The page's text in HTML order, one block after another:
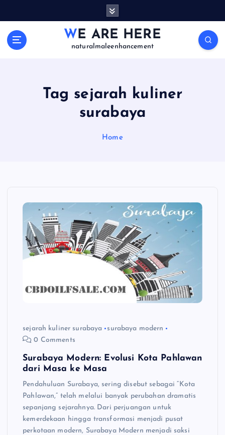
WE ARE HERE
naturalmaleenhancement
Tag sejarah kuliner
surabaya
Home
sejarah kuliner surabaya
surabaya modern
0 Comments
Surabaya Modern: Evolusi Kota Pahlawan
dari Masa ke Masa
Pendahuluan Surabaya, sering disebut sebagai “Kota
Pahlawan,” telah melalui banyak perubahan dramatis
sepanjang sejarahnya. Dari perjuangan untuk
kemerdekaan hingga transformasi menjadi pusat
perkotaan modern, Surabaya Modern menjadi saksi